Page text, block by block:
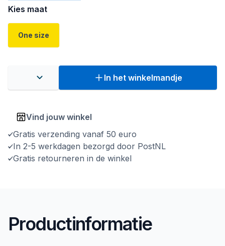
Kies maat
One size
In het winkelmandje
Vind jouw winkel
Gratis verzending vanaf 50 euro
In 2-5 werkdagen bezorgd door PostNL
Gratis retourneren in de winkel
Productinformatie